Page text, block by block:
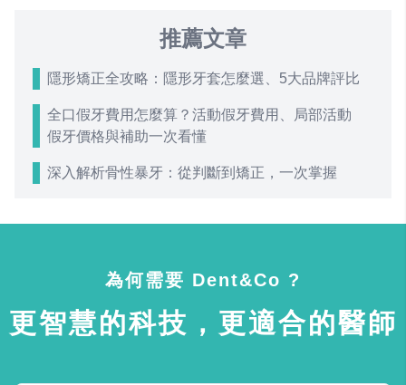
推薦文章
隱形矯正全攻略：隱形牙套怎麼選、5大品牌評比
全口假牙費用怎麼算？活動假牙費用、局部活動
假牙價格與補助一次看懂
深入解析骨性暴牙：從判斷到矯正，一次掌握
為何需要 Dent&Co ?
更智慧的科技，更適合的醫師